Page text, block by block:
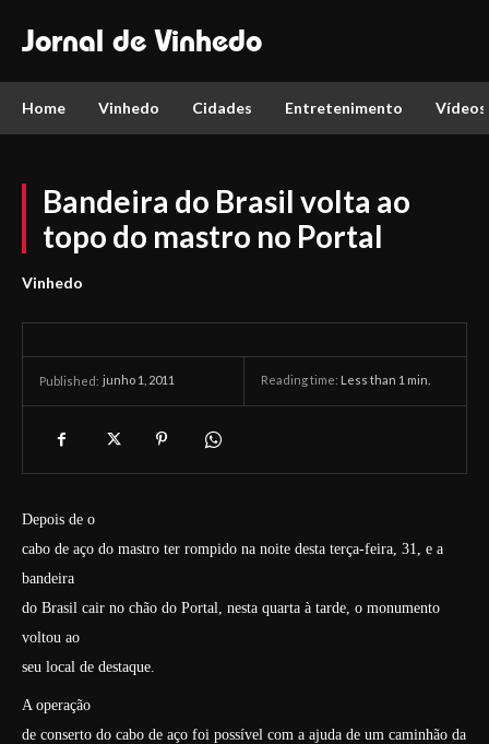
Jornal de Vinhedo
Home Vinhedo Cidades Entretenimento Vídeos
Bandeira do Brasil volta ao
topo do mastro no Portal
Vinhedo
Published: junho 1, 2011 Reading time: Less than 1 min.
Depois de o
cabo de aço do mastro ter rompido na noite desta terça-feira, 31, e a
bandeira
do Brasil cair no chão do Portal, nesta quarta à tarde, o monumento
voltou ao
seu local de destaque.
A operação
de conserto do cabo de aço foi possível com a ajuda de um caminhão da